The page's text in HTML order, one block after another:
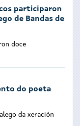
participaron
de Bandas de
doce
do poeta
da xeración